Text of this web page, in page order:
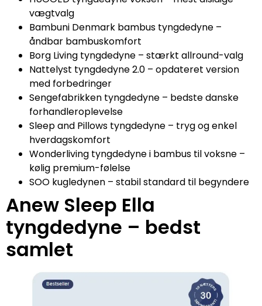
vægtvalg
Bambuni Denmark bambus tyngdedyne –
åndbar bambuskomfort
Borg Living tyngdedyne – stærkt allround-valg
Nattelyst tyngdedyne 2.0 – opdateret version
med forbedringer
Sengefabrikken tyngdedyne – bedste danske
forhandleroplevelse
Sleep and Pillows tyngdedyne – tryg og enkel
hverdagskomfort
Wonderliving tyngdedyne i bambus til voksne –
kølig premium-følelse
SOO kugledynen – stabil standard til begyndere
Anew Sleep Ella
tyngdedyne – bedst
samlet